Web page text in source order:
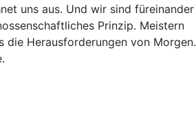
uns aus. Und wir sind füreinander
Prinzip. Meistern
die Herausforderungen von Morgen.